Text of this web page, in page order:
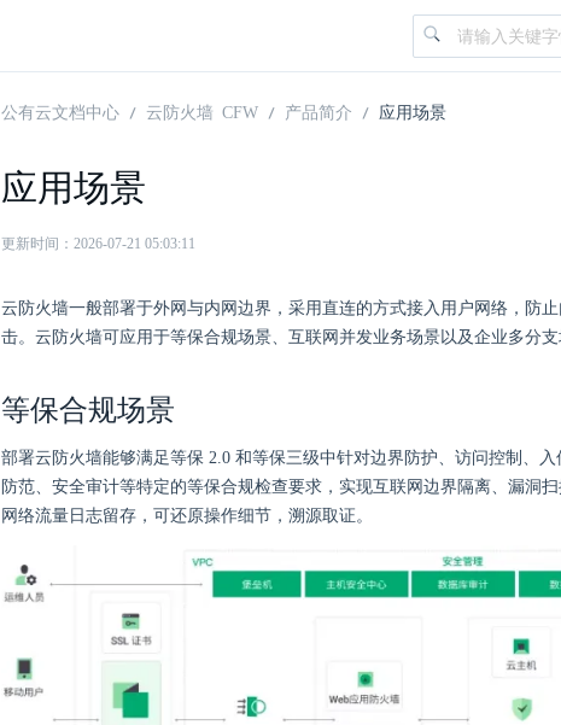
公有云文档中心 云防火墙 CFW 产品简介 应用场景
应用场景
更新时间：2026-07-21 05:03:11
云防火墙一般部署于外网与内网边界，采用直连的方式接入用户网络，防
击。云防火墙可应用于等保合规场景、互联网并发业务场景以及企业多分支
等保合规场景
部署云防火墙能够满足等保 2.0 和等保三级中针对边界防护、访问控制、
防范、安全审计等特定的等保合规检查要求，实现互联网边界隔离、漏洞
网络流量日志留存，可还原操作细节，溯源取证。